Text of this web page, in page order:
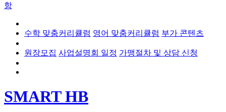
항
수학 맞춤커리큘럼 영어 맞춤커리큘럼 부가 콘텐츠
원장모집 사업설명회 일정 가맹절차 및 상담 신청
SMART HB